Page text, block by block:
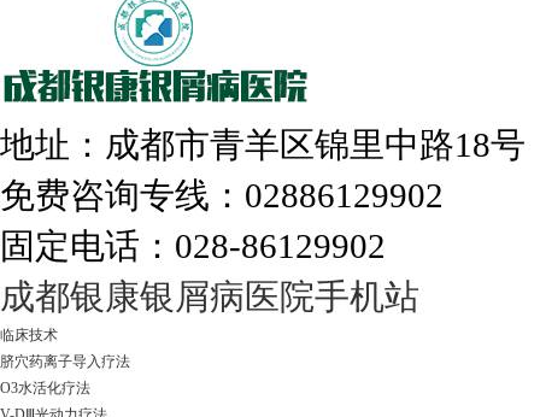
308nm激光：银屑病治疗更高效
走进成都：满足您的治愈需求
地址：成都市青羊区锦里中路18
免费咨询专线：02886129902
固定电话：028-86129902
成都银康银屑病医院手机站
临床技术
脐穴药离子导入疗法
O3水活化疗法